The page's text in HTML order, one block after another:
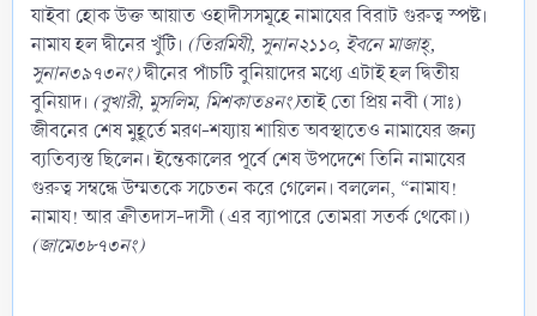
যাইবা হোক উক্ত আয়াত ওহাদীসসমূহে নামাযের বিরাট গুরুত্ব স্পষ্ট।
নামায হল দ্বীনের খুঁটি। (তিরমিযী, সুনান২১১০, ইবনে মাজাহ্‌,
সুনান৩৯৭৩নং)দ্বীনের পাঁচটি বুনিয়াদের মধ্যে এটাই হল দ্বিতীয়
বুনিয়াদ। (বুখারী, মুসলিম, মিশকাত৪নং)তাই তো প্রিয় নবী (সাঃ)
জীবনের শেষ মুহূর্তে মরণ-শয্যায় শায়িত অবস্থাতেও নামাযের জন্য
ব্যতিব্যস্ত ছিলেন। ইন্তেকালের পূর্বে শেষ উপদেশে তিনি নামাযের
গুরুত্ব সম্বন্ধে উম্মতকে সচেতন করে গেলেন। বললেন, “নামায!
নামায! আর ক্রীতদাস-দাসী (এর ব্যাপারে তোমরা সতর্ক থেকো।)
(জামে৩৮৭৩নং)